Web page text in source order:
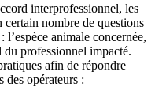
interprofessionnel, les
nombre de questions
animale concernée,
professionnel impacté.
afin de répondre
des opérateurs :